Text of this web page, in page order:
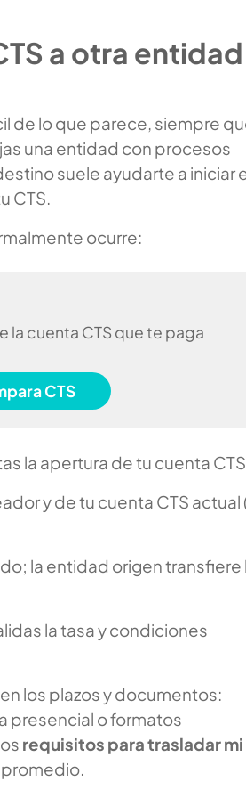
a otra entidad
de lo que parece, siempre
una entidad con procesos
suele ayudarte a iniciar
CTS.
ocurre:
la cuenta CTS que te paga
CTS
la apertura de tu cuenta
y de tu cuenta CTS actual
la entidad origen transfiere
la tasa y condiciones
los plazos y documentos:
presencial o formatos
requisitos para trasladar mi